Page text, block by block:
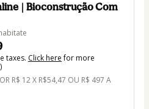
| Bioconstrução Com
taxes. Click herefor more
R$ 12 X R$54,47 OU R$ 497 A